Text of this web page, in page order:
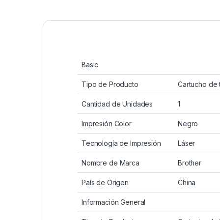
Basic
Tipo de Producto Cartucho de
Cantidad de Unidades 1
Impresión Color Negro
Tecnología de Impresión Láser
Nombre de Marca Brother
País de Origen China
Información General